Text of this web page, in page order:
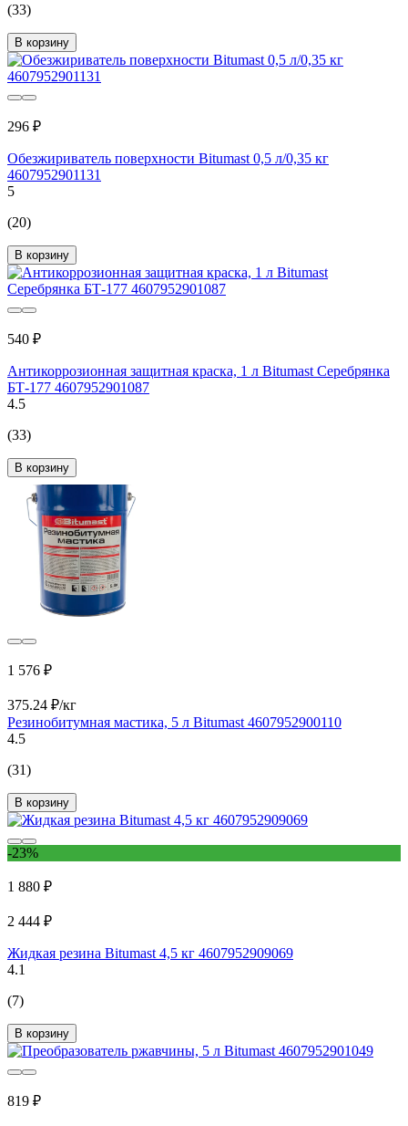
(33)
В корзину
296 ₽
Обезжириватель поверхности Bitumast 0,5 л/0,35 кг
4607952901131
5
(20)
В корзину
540 ₽
Антикоррозионная защитная краска, 1 л Bitumast Серебрянка
БТ-177 4607952901087
4.5
(33)
В корзину
1 576 ₽
375.24 ₽/кг
Резинобитумная мастика, 5 л Bitumast 4607952900110
4.5
(31)
В корзину
-23%
1 880 ₽
2 444 ₽
Жидкая резина Bitumast 4,5 кг 4607952909069
4.1
(7)
В корзину
819 ₽